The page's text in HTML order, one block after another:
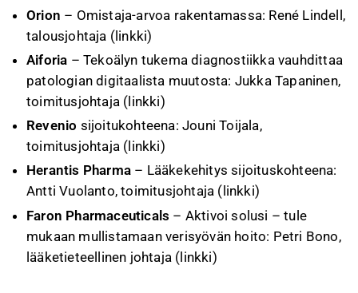
Orion – Omistaja-arvoa rakentamassa: René Lindell,
talousjohtaja (linkki)
Aiforia – Tekoälyn tukema diagnostiikka vauhdittaa
patologian digitaalista muutosta: Jukka Tapaninen,
toimitusjohtaja (linkki)
Revenio sijoitukohteena: Jouni Toijala,
toimitusjohtaja ( linkki)
Herantis Pharma – Lääkekehitys sijoituskohteena:
Antti Vuolanto, toimitusjohtaja ( linkki)
Faron Pharmaceuticals – Aktivoi solusi – tule
mukaan mullistamaan verisyövän hoito: Petri Bono,
lääketieteellinen johtaja (linkki)